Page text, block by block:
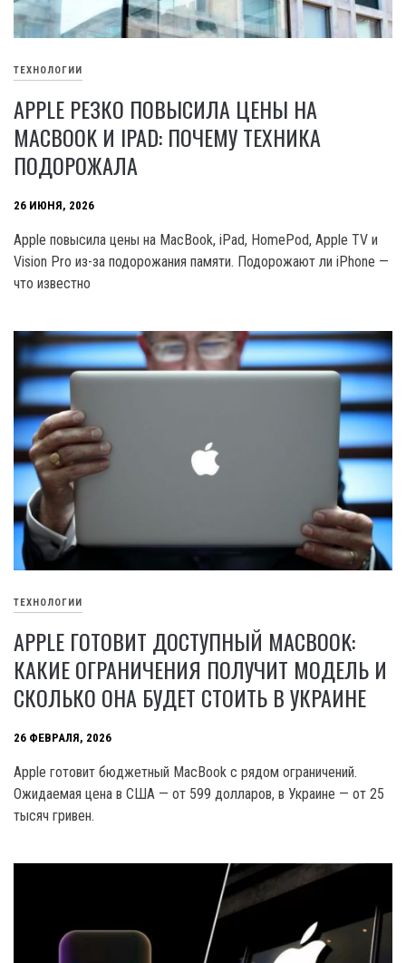
ТЕХНОЛОГИИ
APPLE РЕЗКО ПОВЫСИЛА ЦЕНЫ НА
MACBOOK И IPAD: ПОЧЕМУ ТЕХНИКА
ПОДОРОЖАЛА
26 ИЮНЯ, 2026
Apple повысила цены на MacBook, iPad, HomePod, Apple TV и
Vision Pro из-за подорожания памяти. Подорожают ли iPhone —
что известно
ТЕХНОЛОГИИ
APPLE ГОТОВИТ ДОСТУПНЫЙ MACBOOK:
КАКИЕ ОГРАНИЧЕНИЯ ПОЛУЧИТ МОДЕЛЬ И
СКОЛЬКО ОНА БУДЕТ СТОИТЬ В УКРАИНЕ
26 ФЕВРАЛЯ, 2026
Apple готовит бюджетный MacBook с рядом ограничений.
Ожидаемая цена в США — от 599 долларов, в Украине — от 25
тысяч гривен.